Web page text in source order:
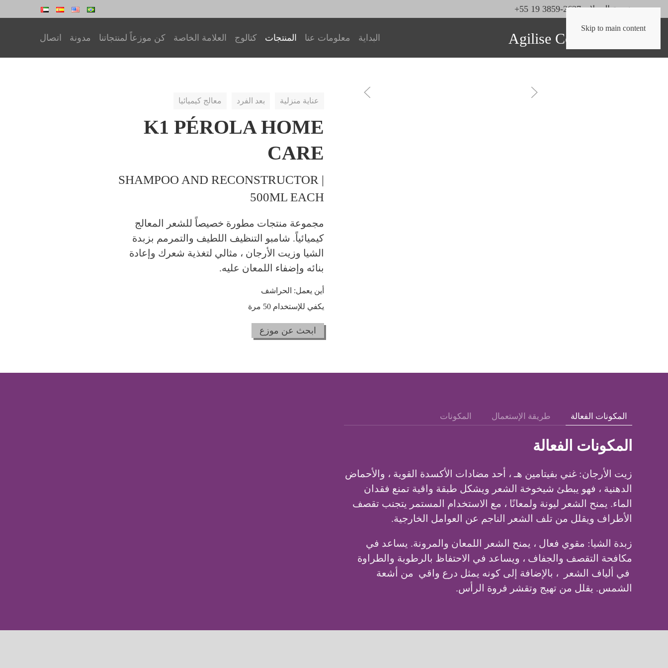
Skip to main content
خدمة العملاء: 2627-3859 19 55+
البداية معلومات عنا المنتجات كتالوج العلامة الخاصة كن موزعاً لمنتجاتنا مدونة اتصال
عناية منزلية بعد الفرد معالج كيميائيا
K1 PÉROLA HOME
CARE
SHAMPOO AND RECONSTRUCTOR |
500ML EACH
مجموعة منتجات مطورة خصيصاً للشعر المعالج
كيميائياً. شامبو التنظيف اللطيف والتمرمم بزبدة
الشيا وزيت الأرجان ، مثالي لتغذية شعرك وإعادة
بنائه وإضفاء اللمعان عليه.
أين يعمل: الحراشف
يكفي للإستخدام 50 مرة
ابحث عن موزع
المكونات الفعالة طريقة الإستعمال المكونات
المكونات الفعالة
زيت الأرجان: غني بفيتامين هـ ، أحد مضادات الأكسدة القوية ، والأحماض
الدهنية ، فهو يبطئ شيخوخة الشعر ويشكل طبقة واقية تمنع فقدان
الماء. يمنح الشعر ليونة ولمعانًا ، مع الاستخدام المستمر يتجنب تقصف
الأطراف ويقلل من تلف الشعر الناجم عن العوامل الخارجية.
زبدة الشيا: مقوي فعال ، يمنح الشعر اللمعان والمرونة. يساعد في
مكافحة التقصف والجفاف ، ويساعد في الاحتفاظ بالرطوبة والطراوة
في ألياف الشعر ، بالإضافة إلى كونه يمثل درع واقي من أشعة
الشمس. يقلل من تهيج وتقشر فروة الرأس.